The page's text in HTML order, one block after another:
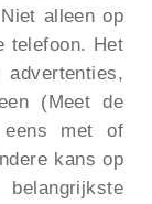
alleen op
telefoon. Het
(Meet de
eens met of
kans op